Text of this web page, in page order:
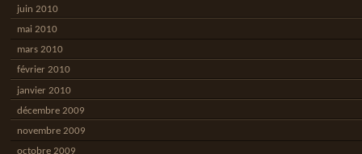
juin 2010
mai 2010
mars 2010
février 2010
janvier 2010
décembre 2009
novembre 2009
octobre 2009